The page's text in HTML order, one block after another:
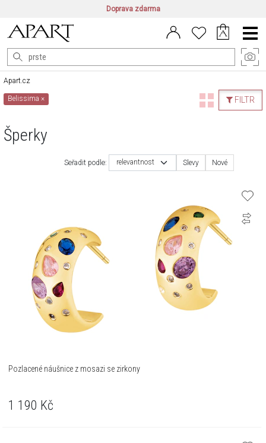
Doprava zdarma
CZ/CZK | EN/EUR PL/PLN
Main
Menu
Apart.cz
FILTR
Belissima×
Šperky
Seřadit podle: relevantnost Slevy Nové
Pozlacené náušnice z mosazi se zirkony
1 190 Kč